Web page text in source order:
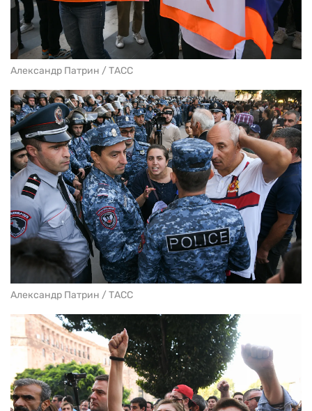
Александр Патрин / ТАСС
Александр Патрин / ТАСС